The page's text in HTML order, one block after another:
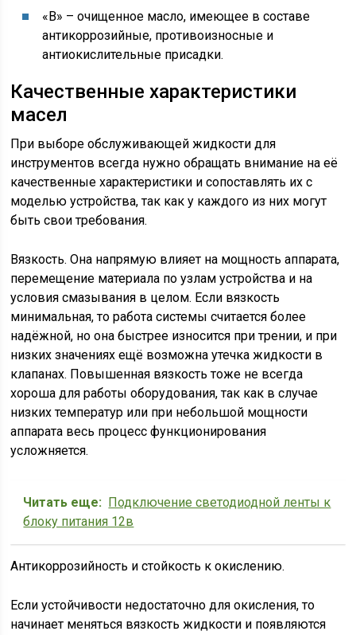
«В» – очищенное масло, имеющее в составе
антикоррозийные, противоизносные и
антиокислительные присадки.
Качественные характеристики
масел
При выборе обслуживающей жидкости для
инструментов всегда нужно обращать внимание на её
качественные характеристики и сопоставлять их с
моделью устройства, так как у каждого из них могут
быть свои требования.
Вязкость. Она напрямую влияет на мощность аппарата,
перемещение материала по узлам устройства и на
условия смазывания в целом. Если вязкость
минимальная, то работа системы считается более
надёжной, но она быстрее износится при трении, и при
низких значениях ещё возможна утечка жидкости в
клапанах. Повышенная вязкость тоже не всегда
хороша для работы оборудования, так как в случае
низких температур или при небольшой мощности
аппарата весь процесс функционирования
усложняется.
Читать еще: Подключение светодиодной ленты к
блоку питания 12в
Антикоррозийность и стойкость к окислению.
Если устойчивости недостаточно для окисления, то
начинает меняться вязкость жидкости и появляются